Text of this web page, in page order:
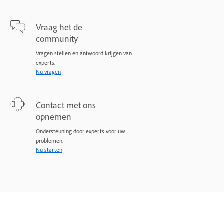
Vraag het de
community
Vragen stellen en antwoord krijgen van
experts.
Nu vragen
Contact met ons
opnemen
Ondersteuning door experts voor uw
problemen.
Nu starten